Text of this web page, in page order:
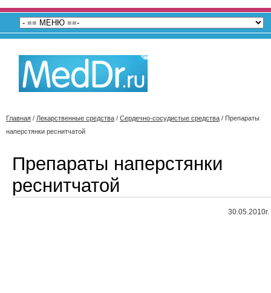
Главная / Лекарственные средства / Сердечно-сосудистые средства / Препараты
наперстянки реснитчатой
Препараты наперстянки
реснитчатой
30.05.2010г.